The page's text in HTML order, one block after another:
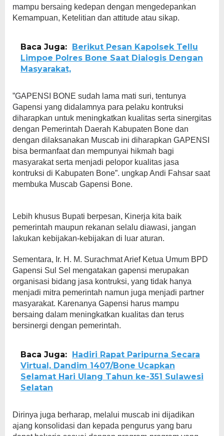
mampu bersaing kedepan dengan mengedepankan
Kemampuan, Ketelitian dan attitude atau sikap.
Baca Juga:
Berikut Pesan Kapolsek Tellu
Limpoe Polres Bone Saat Dialogis Dengan
Masyarakat,
”GAPENSI BONE sudah lama mati suri, tentunya
Gapensi yang didalamnya para pelaku kontruksi
diharapkan untuk meningkatkan kualitas serta sinergitas
dengan Pemerintah Daerah Kabupaten Bone dan
dengan dilaksanakan Muscab ini diharapkan GAPENSI
bisa bermanfaat dan mempunyai hikmah bagi
masyarakat serta menjadi pelopor kualitas jasa
kontruksi di Kabupaten Bone”. ungkap Andi Fahsar saat
membuka Muscab Gapensi Bone.
Lebih khusus Bupati berpesan, Kinerja kita baik
pemerintah maupun rekanan selalu diawasi, jangan
lakukan kebijakan-kebijakan di luar aturan.
Sementara, Ir. H. M. Surachmat Arief Ketua Umum BPD
Gapensi Sul Sel mengatakan gapensi merupakan
organisasi bidang jasa kontruksi, yang tidak hanya
menjadi mitra pemerintah namun juga menjadi partner
masyarakat. Karenanya Gapensi harus mampu
bersaing dalam meningkatkan kualitas dan terus
bersinergi dengan pemerintah.
Baca Juga:
Hadiri Rapat Paripurna Secara
Virtual, Dandim 1407/Bone Ucapkan
Selamat Hari Ulang Tahun ke-351 Sulawesi
Selatan
Dirinya juga berharap, melalui muscab ini dijadikan
ajang konsolidasi dan kepada pengurus yang baru